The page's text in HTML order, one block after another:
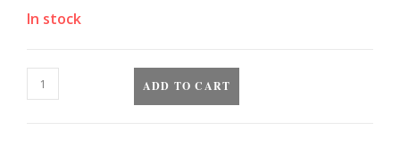
In stock
ADD TO CART